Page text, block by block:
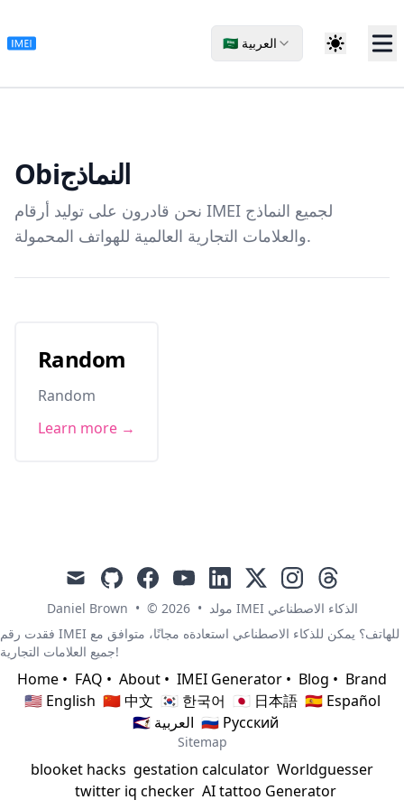
🇸🇦 العربية
Obiالنماذج
نحن قادرون على توليد أرقام IMEI لجميع النماذج
والعلامات التجارية العالمية للهواتف المحمولة.
Random
Random
Learn more →
mail githubfacebookyoutubelinkedin
x instagramthreads
Daniel Brown • © 2026 •
مولد IMEI الذكاء الاصطناعي
فقدت رقم IMEI للهاتف؟ يمكن للذكاء الاصطناعي استعادةه مجانًا، متوافق مع
جميع العلامات التجارية!
Home • FAQ • About • IMEI Generator • Blog • Brand
🇺🇸 English 🇨🇳 中文 🇰🇷 한국어 🇯🇵 日本語 🇪🇸 Español
🇸🇦 العربية 🇷🇺 Русский
Sitemap
blooket hacks gestation calculator Worldguesser
twitter iq checker AI tattoo Generator